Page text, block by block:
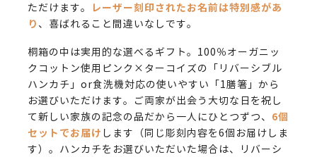
ただけます。
レーザー刻印されたお名前は特別感があ
り 、喜ばれること間違いなしです。
桐箱の中は実用的な選べるギフト。100％オーガニッ
クコットン使用ピンク×ターコイズの「リバーシブル
ハンカチ」or食洗機対応の使いやすい「1膳箸」から
お選びいただけます。ご両家が出会う大切な日を祝し
て新しい家族の記念の品だから一人にひとつずつ、 6個
セットでお届け します（同じ彫刻内容を6個お届けしま
す）。ハンカチをお選びいただいた場合は、リバーシ